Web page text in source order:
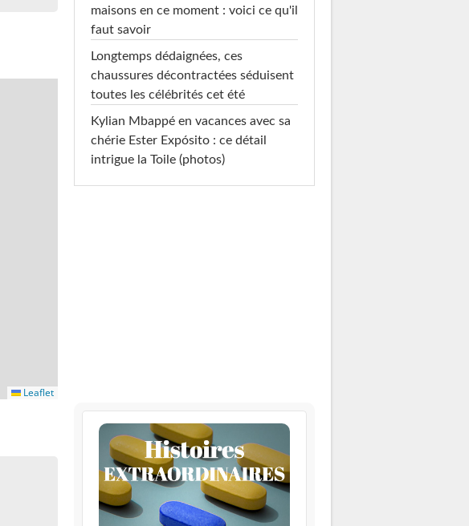
Leaflet
maisons en ce moment : voici ce qu'il
faut savoir
Longtemps dédaignées, ces
chaussures décontractées séduisent
toutes les célébrités cet été
Kylian Mbappé en vacances avec sa
chérie Ester Expósito : ce détail
intrigue la Toile (photos)